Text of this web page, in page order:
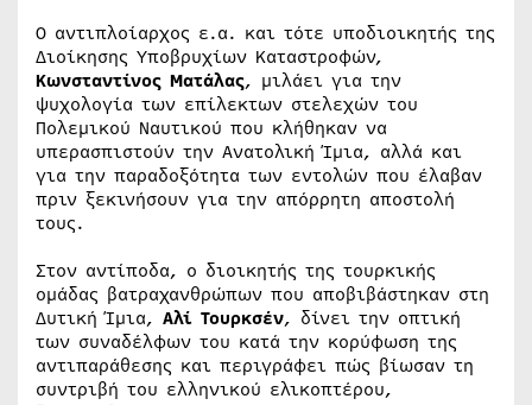
Ο αντιπλοίαρχος ε.α. και τότε υποδιοικητής της
Διοίκησης Υποβρυχίων Καταστροφών,
Κωνσταντίνος Ματάλας, μιλάει για την
ψυχολογία των επίλεκτων στελεχών του
Πολεμικού Ναυτικού που κλήθηκαν να
υπερασπιστούν την Ανατολική Ίμια, αλλά και
για την παραδοξότητα των εντολών που έλαβαν
πριν ξεκινήσουν για την απόρρητη αποστολή
τους.
Στον αντίποδα, ο διοικητής της τουρκικής
ομάδας βατραχανθρώπων που αποβιβάστηκαν στη
Δυτική Ίμια, Αλί Τουρκσέν, δίνει την οπτική
των συναδέλφων του κατά την κορύφωση της
αντιπαράθεσης και περιγράφει πώς βίωσαν τη
συντριβή του ελληνικού ελικοπτέρου,